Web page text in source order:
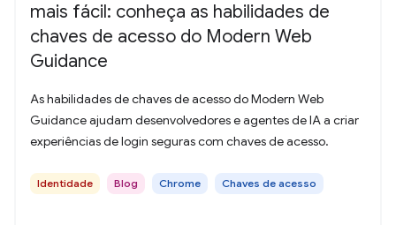
mais fácil: conheça as habilidades de
chaves de acesso do Modern Web
Guidance
As habilidades de chaves de acesso do Modern Web
Guidance ajudam desenvolvedores e agentes de IA a criar
experiências de login seguras com chaves de acesso.
Identidade Blog Chrome Chaves de acesso